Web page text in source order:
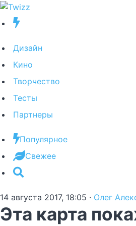
Дизайн
Кино
Творчество
Тесты
Партнеры
Популярное
Свежее
14 августа 2017, 18:05 · Олег
Эта карта